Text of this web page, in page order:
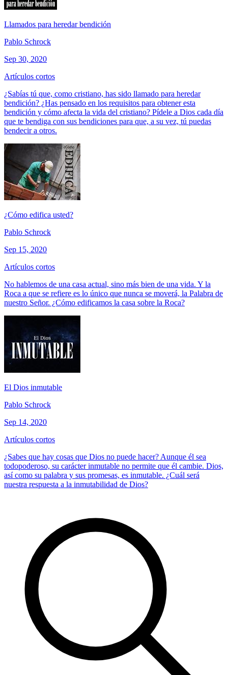
Llamados para heredar bendición
Pablo Schrock
Sep 30, 2020
Artículos cortos
¿Sabías tú que, como cristiano, has sido llamado para heredar
bendición? ¿Has pensado en los requisitos para obtener esta
bendición y cómo afecta la vida del cristiano? Pídele a Dios cada día
que te bendiga con sus bendiciones para que, a su vez, tú puedas
bendecir a otros.
¿Cómo edifica usted?
Pablo Schrock
Sep 15, 2020
Artículos cortos
No hablemos de una casa actual, sino más bien de una vida. Y la
Roca a que se refiere es lo único que nunca se moverá, la Palabra de
nuestro Señor. ¿Cómo edificamos la casa sobre la Roca?
El Dios inmutable
Pablo Schrock
Sep 14, 2020
Artículos cortos
¿Sabes que hay cosas que Dios no puede hacer? Aunque él sea
todopoderoso, su carácter inmutable no permite que él cambie. Dios,
así como su palabra y sus promesas, es inmutable. ¿Cuál será
nuestra respuesta a la inmutabilidad de Dios?